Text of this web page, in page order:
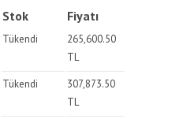
Stok Fiyatı
Tükendi
265,600.50
TL
Tükendi
307,873.50
TL